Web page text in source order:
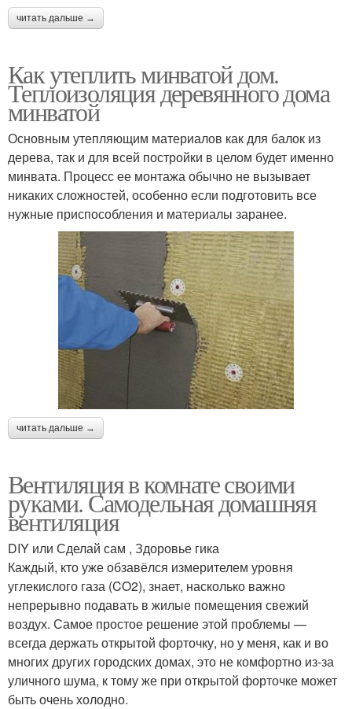
читать дальше →
Как утеплить минватой дом.
Теплоизоляция деревянного дома
минватой
Основным утепляющим материалов как для балок из
дерева, так и для всей постройки в целом будет именно
минвата. Процесс ее монтажа обычно не вызывает
никаких сложностей, особенно если подготовить все
нужные приспособления и материалы заранее.
читать дальше →
Вентиляция в комнате своими
руками. Самодельная домашняя
вентиляция
DIY или Сделай сам , Здоровье гика
Каждый, кто уже обзавёлся измерителем уровня
углекислого газа (CO2), знает, насколько важно
непрерывно подавать в жилые помещения свежий
воздух. Самое простое решение этой проблемы —
всегда держать открытой форточку, но у меня, как и во
многих других городских домах, это не комфортно из-за
уличного шума, к тому же при открытой форточке может
быть очень холодно.